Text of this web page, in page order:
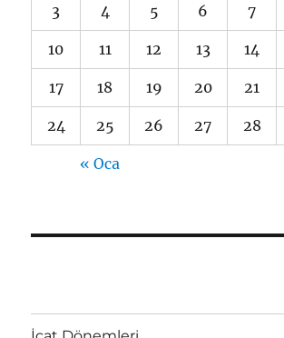
3 4 5 6 7
10 11 12 13 14
17 18 19 20 21
24 25 26 27 28
« Oca